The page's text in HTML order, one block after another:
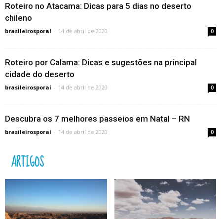
Roteiro no Atacama: Dicas para 5 dias no deserto
chileno
brasileirosporaí - 14 de abril de 2020 0
Roteiro por Calama: Dicas e sugestões na principal
cidade do deserto
brasileirosporaí - 14 de abril de 2020 0
Descubra os 7 melhores passeios em Natal – RN
brasileirosporaí - 14 de abril de 2020 0
ARTIGOS